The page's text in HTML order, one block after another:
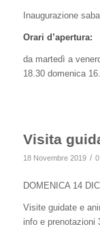
Inaugurazione
Orari d’apertura:
da martedì a
18.30 domenica
Visita
18 Novembre 2019 /
DOMENICA 14
Visite guidate e
info e prenotazioni